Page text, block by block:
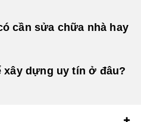
cần sửa chữa nhà hay
dựng uy tín ở đâu?